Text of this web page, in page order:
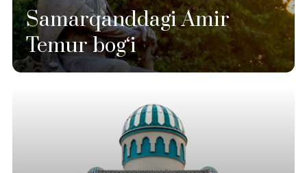
Samarqanddagi Amir
Temur bog‘i